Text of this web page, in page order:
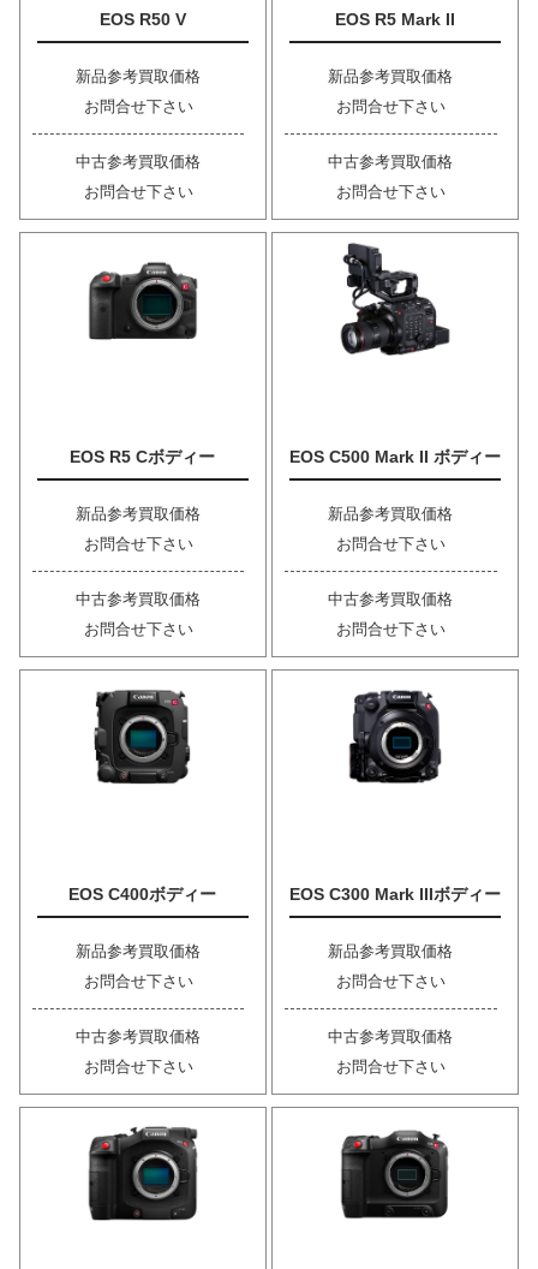
EOS R50 V
新品参考買取価格
お問合せ下さい
中古参考買取価格
お問合せ下さい
EOS R5 Mark II
新品参考買取価格
お問合せ下さい
中古参考買取価格
お問合せ下さい
EOS R5 Cボディー
新品参考買取価格
お問合せ下さい
中古参考買取価格
お問合せ下さい
EOS C500 Mark II ボディー
新品参考買取価格
お問合せ下さい
中古参考買取価格
お問合せ下さい
EOS C400ボディー
新品参考買取価格
お問合せ下さい
中古参考買取価格
お問合せ下さい
EOS C300 Mark IIIボディー
新品参考買取価格
お問合せ下さい
中古参考買取価格
お問合せ下さい